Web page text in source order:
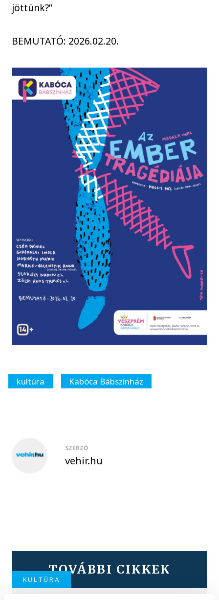
jöttünk?”
BEMUTATÓ: 2026.02.20.
kultúra Kabóca Bábszínház
SZERZŐ
vehir.hu
TOVÁBBI CIKKEK
KULTÚRA